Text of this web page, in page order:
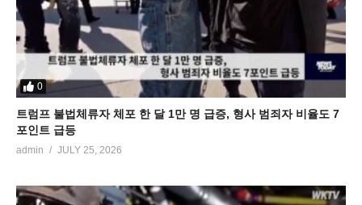
0
트럼프 불법체류자 체포 한 달 1만 명 급증, 형사 범죄자 비율도 7
포인트 급등
admin JULY 25, 2026